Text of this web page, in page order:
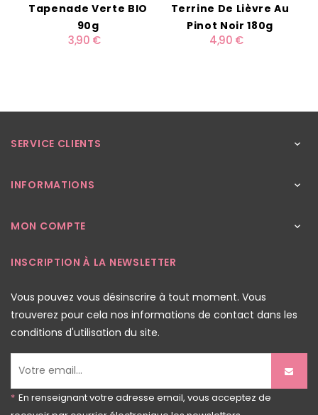
Tapenade Verte BIO
90g
3,90 €
Terrine De Lièvre Au
Pinot Noir 180g
4,90 €
SERVICE CLIENTS 
INFORMATIONS 
MON COMPTE 
INSCRIPTION À LA NEWSLETTER
Vous pouvez vous désinscrire à tout moment. Vous
trouverez pour cela nos informations de contact dans les
conditions d'utilisation du site.
* En renseignant votre adresse email, vous acceptez de